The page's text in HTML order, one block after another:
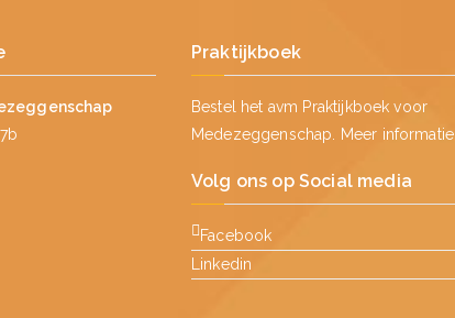
Praktijkboek
Bestel het avm Praktijkboek voor
Medezeggenschap.
Meer informatie…
Volg ons op Social media
Facebook
Linkedin